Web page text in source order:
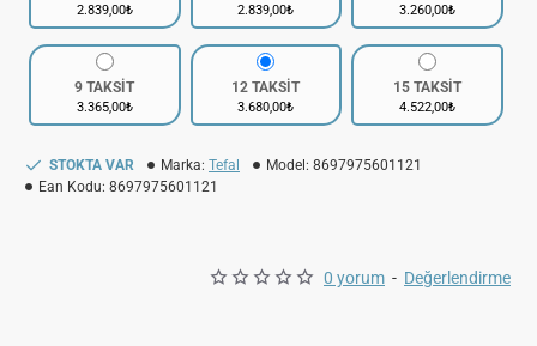
0 yorum - Değerlendirme
2.839,00₺ 2.839,00₺ 3.260,00₺
9 TAKSİT
3.365,00₺
12 TAKSİT
3.680,00₺
15 TAKSİT
4.522,00₺
STOKTA VAR Marka: Tefal Model: 8697975601121
Ean Kodu: 8697975601121